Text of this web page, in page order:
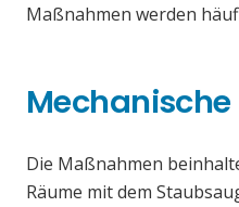
Maßnahmen werden
Die Maßnahmen
Räume mit dem